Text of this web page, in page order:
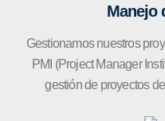
Manejo
Gestionamos nuestros
PMI (Project Manager
gestión de proyectos